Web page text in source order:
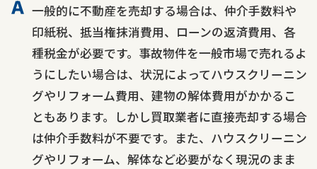
一般的に不動産を売却する場合は、仲介手数料や
印紙税、抵当権抹消費用、ローンの返済費用、各
種税金が必要です。事故物件を一般市場で売れるよ
うにしたい場合は、状況によってハウスクリーニン
グやリフォーム費用、建物の解体費用がかかるこ
ともあります。しかし買取業者に直接売却する場合
は仲介手数料が不要です。また、ハウスクリーニン
グやリフォーム、解体など必要がなく現況のまま